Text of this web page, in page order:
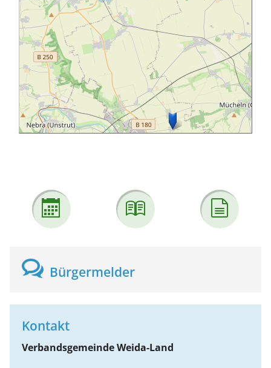
Bürgermelder
Kontakt
Verbandsgemeinde Weida-Land